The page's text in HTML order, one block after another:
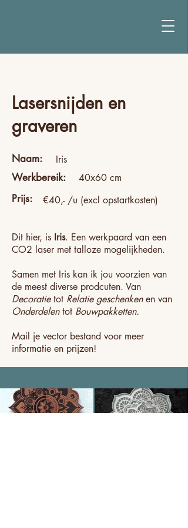
Lasersnijden en
graveren
Naam: Iris
Werkbereik: 40x60 cm
Prijs: €40,- /u (excl opstartkosten)
Dit hier, is Iris. Een werkpaard van een
CO2 laser met talloze mogelijkheden.
Samen met Iris kan ik jou voorzien van
de meest diverse prodcuten. Van
Decoratietot Relatie geschenkenen van
Onderdelentot Bouwpakketten.
Mail je vector bestand voor meer
informatie en prijzen!